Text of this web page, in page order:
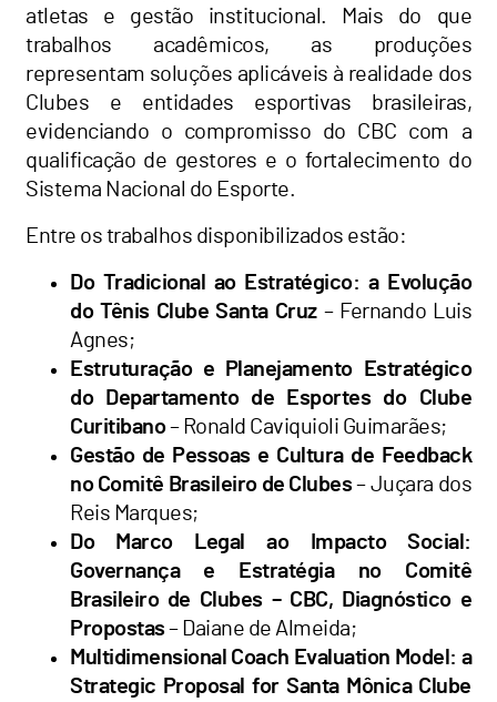
atletas e gestão institucional. Mais do que
trabalhos acadêmicos, as produções
representam soluções aplicáveis à realidade dos
Clubes e entidades esportivas brasileiras,
evidenciando o compromisso do CBC com a
qualificação de gestores e o fortalecimento do
Sistema Nacional do Esporte.
Entre os trabalhos disponibilizados estão:
Do Tradicional ao Estratégico: a Evolução
do Tênis Clube Santa Cruz– Fernando Luis
Agnes;
Estruturação e Planejamento Estratégico
do Departamento de Esportes do Clube
Curitibano– Ronald Caviquioli Guimarães;
Gestão de Pessoas e Cultura de Feedback
no Comitê Brasileiro de Clubes – Juçara dos
Reis Marques;
Do Marco Legal ao Impacto Social:
Governança e Estratégia no Comitê
Brasileiro de Clubes – CBC, Diagnóstico e
Propostas – Daiane de Almeida;
Multidimensional Coach Evaluation Model: a
Strategic Proposal for Santa Mônica Clube